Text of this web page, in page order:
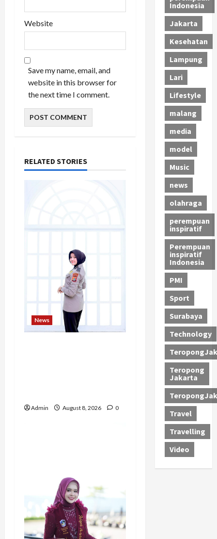
Website
Save my name, email, and
website in this browser for
the next time I comment.
RELATED STORIES
News
Admin August 8, 2026 0
Indonesia
Jakarta
Kesehatan
Lampung
Lari
Lifestyle
malang
media
model
Music
news
olahraga
perempuan
inspiratif
Perempuan
inspiratif
Indonesia
PMI
Sport
Surabaya
Technology
Teropong
Jakarta
Travel
Travelling
Video